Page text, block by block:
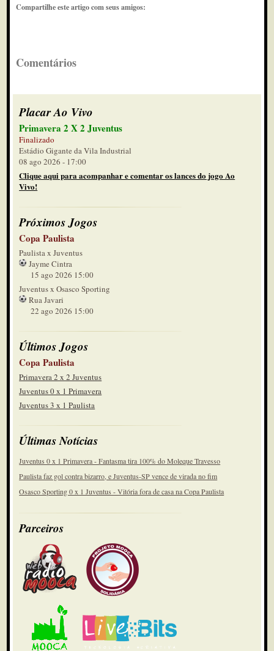
Compartilhe este artigo com seus amigos:
Comentários
Placar Ao Vivo
Primavera 2 X 2 Juventus
Finalizado
Estádio Gigante da Vila Industrial
08 ago 2026 - 17:00
Clique aqui para acompanhar e comentar os lances do jogo Ao
Vivo!
Próximos Jogos
Copa Paulista
Paulista x Juventus
Jayme Cintra
15 ago 2026 15:00
Juventus x Osasco Sporting
Rua Javari
22 ago 2026 15:00
Últimos Jogos
Copa Paulista
Primavera 2 x 2 Juventus
Juventus 0 x 1 Primavera
Juventus 3 x 1 Paulista
Últimas Notícias
Juventus 0 x 1 Primavera - Fantasma tira 100% do Moleque Travesso
Paulista faz gol contra bizarro, e Juventus-SP vence de virada no fim
Osasco Sporting 0 x 1 Juventus - Vitória fora de casa na Copa Paulista
Parceiros